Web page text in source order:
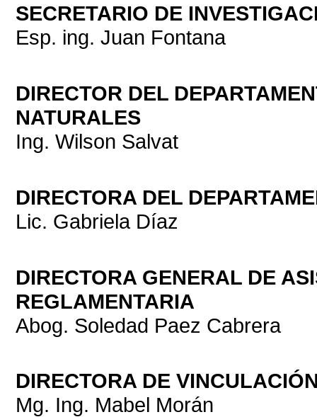
SECRETARIO DE
Esp. ing. Juan Fontana
DIRECTOR DEL
NATURALES
Ing. Wilson Salvat
DIRECTORA DEL
Lic. Gabriela Díaz
DIRECTORA GENERAL DE
REGLAMENTARIA
Abog. Soledad Paez Cabrera
DIRECTORA DE
Mg. Ing. Mabel Morán